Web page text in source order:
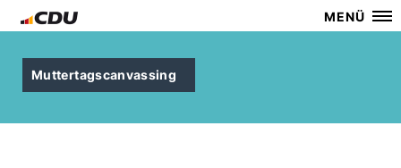
MENÜ
Muttertagscanvassing